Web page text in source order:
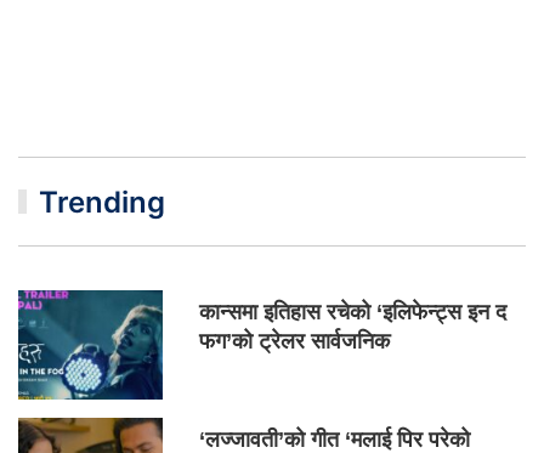
Trending
कान्समा इतिहास रचेको ‘इलिफेन्ट्स इन द
फग’को ट्रेलर सार्वजनिक
‘लज्जावती’को गीत ‘मलाई पिर परेको